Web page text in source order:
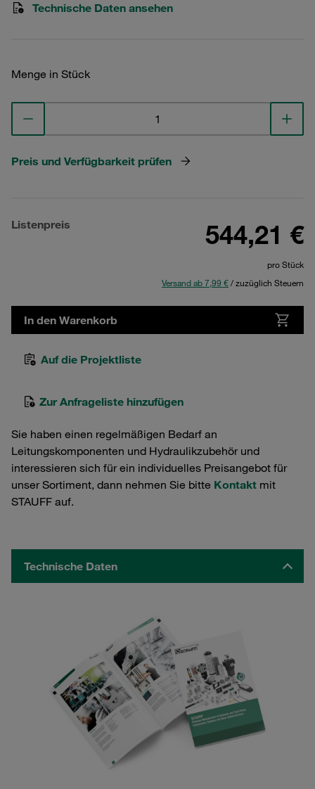
Technische Daten ansehen
Menge in Stück
Preis und Verfügbarkeit prüfen
Listenpreis 544,21 €
pro Stück
Versand ab 7,99 €/ zuzüglich Steuern
In den Warenkorb
Auf die Projektliste
Zur Anfrageliste hinzufügen
Sie haben einen regelmäßigen Bedarf an
Leitungskomponenten und Hydraulikzubehör und
interessieren sich für ein individuelles Preisangebot für
unser Sortiment, dann nehmen Sie bitte Kontakt mit
STAUFF auf.
Technische Daten